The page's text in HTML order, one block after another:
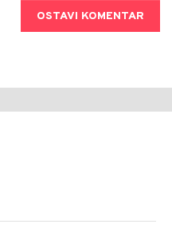
OSTAVI KOMENTAR